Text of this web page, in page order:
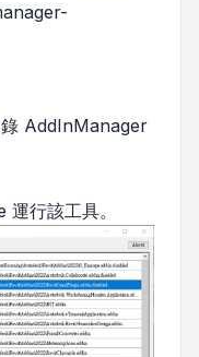
錄 AddInManager
行該工具。